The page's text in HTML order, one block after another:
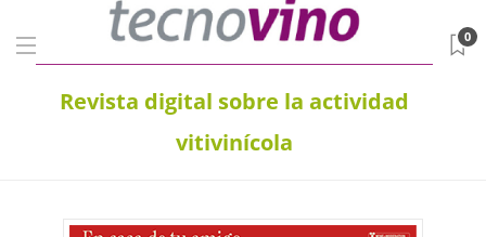
Revista digital sobre la actividad
vitivinícola
0